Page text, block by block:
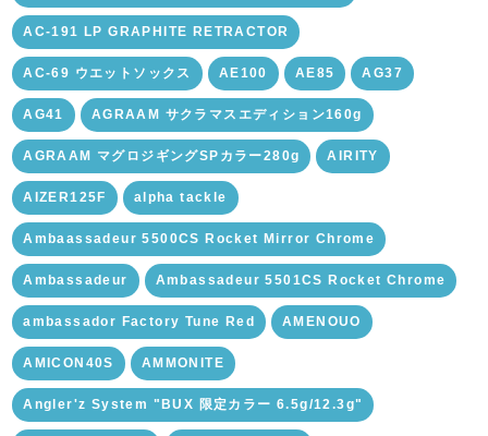
AC-191 LP GRAPHITE RETRACTOR
AC-69 ウエットソックス AE100 AE85 AG37
AG41 AGRAAM サクラマスエディション160g
AGRAAM マグロジギングSPカラー280g AIRITY
AIZER125F alpha tackle
Ambaassadeur 5500CS Rocket Mirror Chrome
Ambassadeur Ambassadeur 5501CS Rocket Chrome
ambassador Factory Tune Red AMENOUO
AMICON40S AMMONITE
Angler'z System "BUX 限定カラー 6.5g/12.3g"